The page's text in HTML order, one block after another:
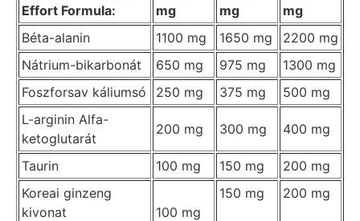
Effort Formula:
mg
mg
mg
Béta-alanin
1100 mg 1650 mg
2200 mg
Nátrium-bikarbonát
650 mg 975 mg
1300 mg
Foszforsav káliumsó
250 mg 375 mg
500 mg
L-arginin Alfa-
ketoglutarát
200 mg 300 mg 400 mg
Taurin 100 mg 150 mg
200 mg
Koreai ginzeng
kivonat
100 mg
150 mg 200 mg